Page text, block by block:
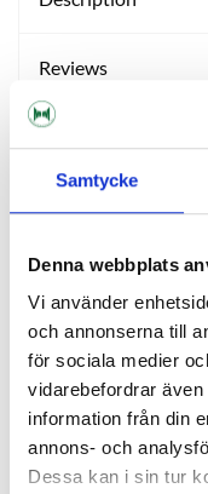
Samtycke
Denna webbplats
Vi använder
och annonserna till
för sociala medier
vidarebefordrar
information från din
annons- och
Dessa kan i sin tur
Reviews